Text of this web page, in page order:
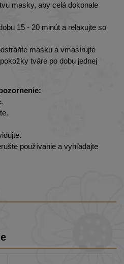
masky, aby celá dokonale
15 - 20 minút a relaxujte so
masku a vmasírujte
tváre po dobu jednej
používanie a vyhľadajte